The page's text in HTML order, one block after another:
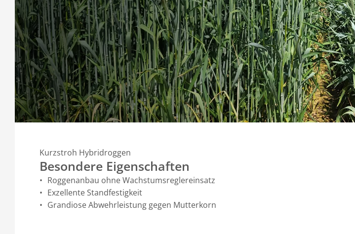
Kurzstroh Hybridroggen
Besondere Eigenschaften
Roggenanbau ohne Wachstumsreglereinsatz
Exzellente Standfestigkeit
Grandiose Abwehrleistung gegen Mutterkorn